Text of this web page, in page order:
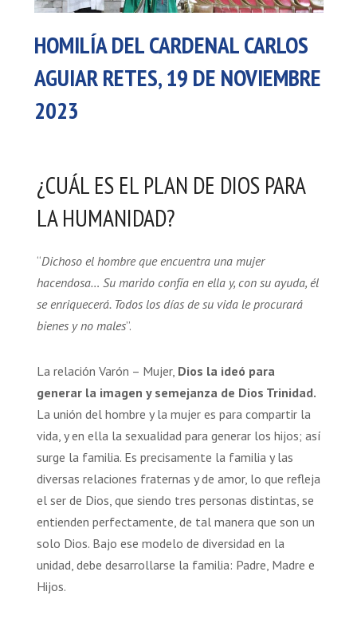
HOMILÍA DEL CARDENAL CARLOS
AGUIAR RETES, 19 DE NOVIEMBRE
2023
¿CUÁL ES EL PLAN DE DIOS PARA
LA HUMANIDAD?
“Dichoso el hombre que encuentra una mujer
hacendosa… Su marido confía en ella y, con su ayuda, él
se enriquecerá. Todos los días de su vida le procurará
bienes y no males”.
La relación Varón – Mujer, Dios la ideó para
generar la imagen y semejanza de Dios Trinidad.
La unión del hombre y la mujer es para compartir la
vida, y en ella la sexualidad para generar los hijos; así
surge la familia. Es precisamente la familia y las
diversas relaciones fraternas y de amor, lo que refleja
el ser de Dios, que siendo tres personas distintas, se
entienden perfectamente, de tal manera que son un
solo Dios. Bajo ese modelo de diversidad en la
unidad, debe desarrollarse la familia: Padre, Madre e
Hijos.